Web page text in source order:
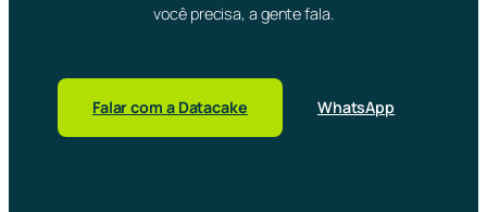
você precisa, a gente fala.
Falar com a Datacake WhatsApp